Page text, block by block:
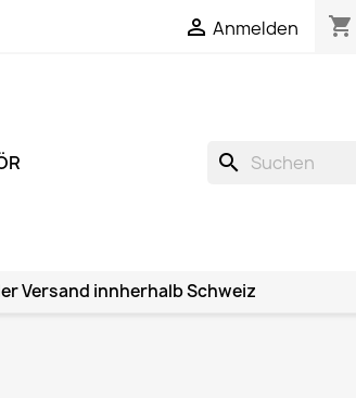
 Anmelden shopping_cart
search
Versand innherhalb Schweiz